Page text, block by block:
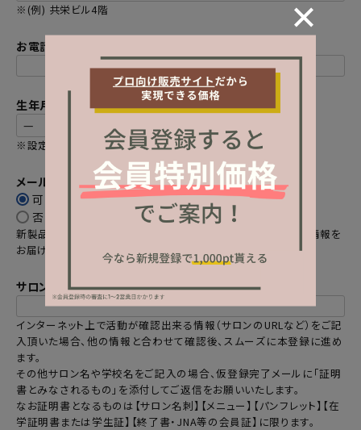
※(例) 共栄ビル4階
お電話番号
須
生年月日
※設定すると変更できません
メールマガジンの購読
(
必
)
可
否
新製品やセール情報、限定クーポンやプレゼントなどのお得な情報を
お届けします。
サロンHPのURLや活動がわかるSNSアカウントなど
(
必
須
インターネット上で活動が確認出来る情報（サロンのURLなど）をご記
入頂いた場合、他の情報と合わせて確認後、スムーズに本登録に進め
ます。
その他サロン名や学校名をご記入の場合、仮登録完了メールに「証明
書とみなされるもの」を添付してご返信をお願いいたします。
なお証明書となるものは【サロン名刺】【メニュー】【パンフレット】【在
学証明書または学生証】【終了書・JNA等の会員証】に限ります。